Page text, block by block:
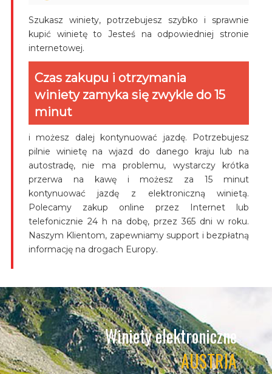
Szukasz winiety, potrzebujesz szybko i sprawnie
kupić winietę to Jesteś na odpowiedniej stronie
internetowej.
Czas zakupu i otrzymania
winiety zamyka się zwykle do 15
minut
i możesz dalej kontynuować jazdę. Potrzebujesz
pilnie winietę na wjazd do danego kraju lub na
autostradę, nie ma problemu, wystarczy krótka
przerwa na kawę i możesz za 15 minut
kontynuować jazdę z elektroniczną winietą.
Polecamy zakup online przez Internet lub
telefonicznie 24 h na dobę, przez 365 dni w roku.
Naszym Klientom, zapewniamy support i bezpłatną
informację na drogach Europy.
Winiety elektroniczne
AUSTRIA